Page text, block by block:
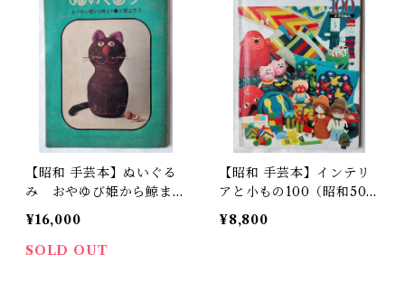
【昭和 手芸本】ぬいぐる
み おやゆび姫から鯨まで
（昭和40年）
¥16,000
SOLD OUT
【昭和 手芸本】インテリ
アと小もの100（昭和50
年）ONDORI
¥8,800